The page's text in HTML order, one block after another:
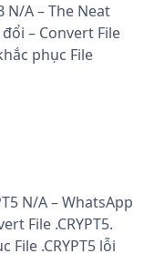
N/A – The Neat
– Convert File
phục File
N/A – WhatsApp
File .CRYPT5.
File .CRYPT5 lỗi